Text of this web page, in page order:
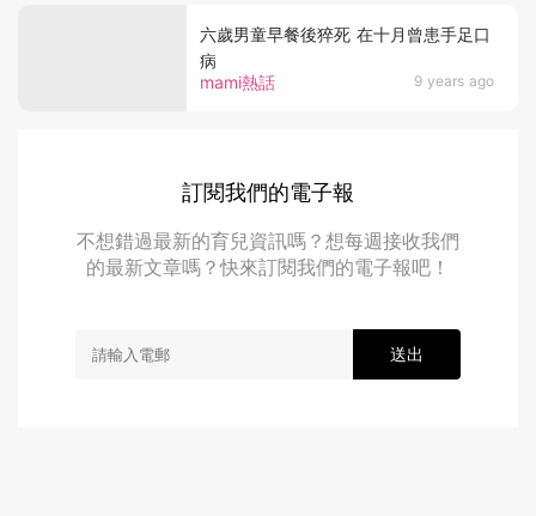
mami熱話 9 years ago
六歲男童早餐後猝死 在十月曾患手足口
病
訂閱我們的電子報
不想錯過最新的育兒資訊嗎？想每週接收我們
的最新文章嗎？快來訂閱我們的電子報吧！
送出